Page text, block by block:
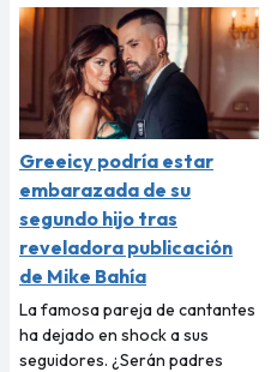
Greeicy podría estar
embarazada de su
segundo hijo tras
reveladora publicación
de Mike Bahía
La famosa pareja de cantantes
ha dejado en shock a sus
seguidores. ¿Serán padres